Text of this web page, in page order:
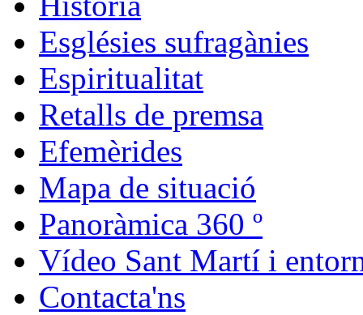
Esglésies sufragànies
Espiritualitat
Retalls de premsa
Efemèrides
Mapa de situació
Panoràmica 360 º
Vídeo Sant Martí i
Contacta'ns